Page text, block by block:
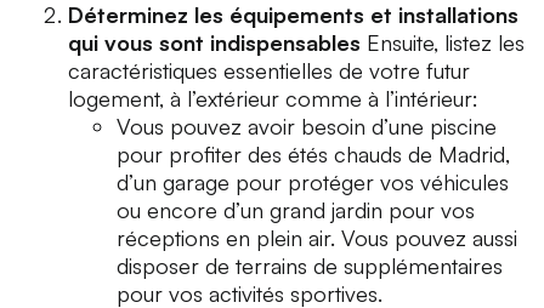
Déterminez les équipements et installations
qui vous sont indispensables Ensuite, listez les
caractéristiques essentielles de votre futur
logement, à l’extérieur comme à l’intérieur:
Vous pouvez avoir besoin d’une piscine
pour profiter des étés chauds de Madrid,
d’un garage pour protéger vos véhicules
ou encore d’un grand jardin pour vos
réceptions en plein air. Vous pouvez aussi
disposer de terrains de supplémentaires
pour vos activités sportives.